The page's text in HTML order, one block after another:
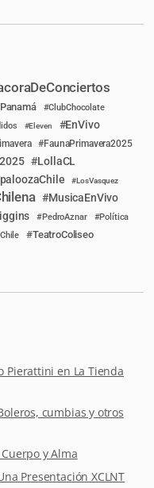
ClubChocolate
Eleven EnVivo
FaunaPrimavera2025
LollaCL
LosVasquez
MusicaEnVivo
PedroAznar
Política
TeatroColiseo
Pierattini en La Tienda
cumbias y otros
y Alma
Presentación XCLNT